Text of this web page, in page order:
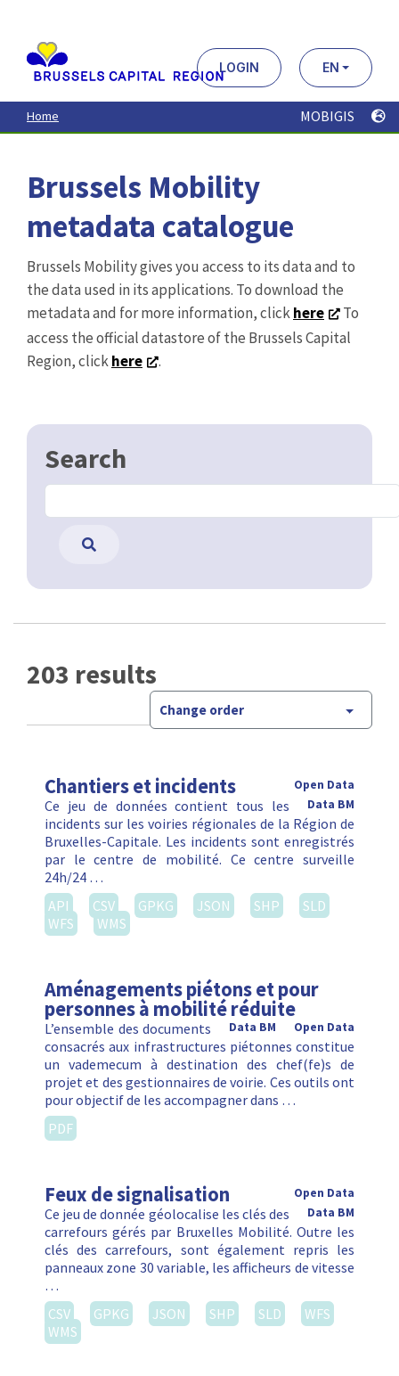
contenu
principal
LOGIN EN
Home MOBIGIS
Brussels Mobility
metadata catalogue
Brussels Mobility gives you access to its data and to
the data used in its applications. To download the
metadata and for more information, clickhere
To
access the official datastore of the Brussels Capital
Region, clickhere .
Search
203 results
Change order
Chantiers et incidents
Open Data
Data BM
Ce jeu de données contient tous les
incidents sur les voiries régionales de la Région de
Bruxelles-Capitale. Les incidents sont enregistrés
par le centre de mobilité. Ce centre surveille
24h/24 …
API
CSV GPKG JSON SHP
SLD
WFS
WMS
Aménagements piétons et pour
personnes à mobilité réduite
Open Data
Data BM
L’ensemble des documents
consacrés aux infrastructures piétonnes constitue
un vademecum à destination des chef(fe)s de
projet et des gestionnaires de voirie. Ces outils ont
pour objectif de les accompagner dans …
PDF
Feux de signalisation
Open Data
Data BM
Ce jeu de donnée géolocalise les clés des
carrefours gérés par Bruxelles Mobilité. Outre les
clés des carrefours, sont également repris les
panneaux zone 30 variable, les afficheurs de vitesse
…
CSV
GPKG JSON SHP SLD
WFS
WMS